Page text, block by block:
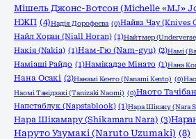
Мішель Джонс-Вотсон (Michelle «MJ»
НЖП (4)Надія Дорофеєва (0)Найвз Чау (Knives
Найл Хоран (Niall Horan) (1)Найтмер
Накія (Nakia) (1)Нам-Гю (Nam-gyu) (2)Намі
Наміаші Райдо (1)Намікадзе Мінато (1)Нана
Нана Осакі (2)Нанамі Кєнто (Nanami Kento) (0)Нао
Наомі Танідзакі (Tanizaki Naomi) (0)Наото
Напстаблук (Napstablook) (1)Нара Шікаку (Nara
Нара Шікамару (Shikamaru Nara) (3)
Наруто Узумакі (Naruto Uzumaki) (8)